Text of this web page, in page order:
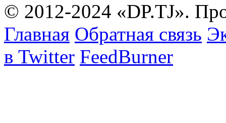
© 2012-2024 «DP.TJ».
Главная Обратная связь
в Twitter FeedBurner